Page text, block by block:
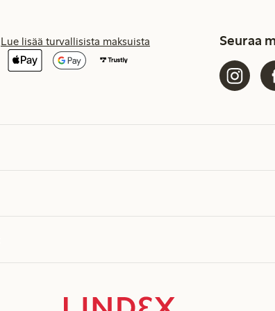
Lue lisää turvallisista maksuista Seuraa